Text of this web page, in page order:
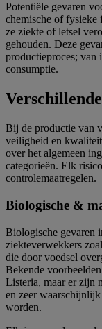
Potentiële gevaren
chemische of fysieke
ze ziekte of letsel
gehouden. Deze
productieproces; van
consumptie.
Bij de productie van
veiligheid en
over het algemeen
categorieën. Elk
controlemaatregelen.
Biologische &
Biologische gevaren
ziekteverwekkers
die door voedsel
Bekende
Listeria, maar er zijn
en zeer
worden.